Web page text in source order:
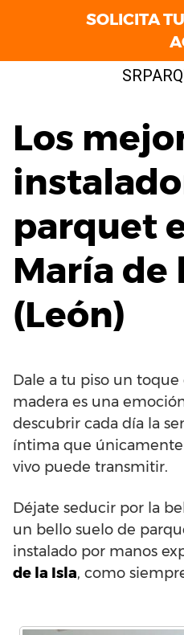
Los
parquet
María de
(León)
Dale a tu piso un
madera es una
descubrir cada día la
íntima que
vivo puede transmitir.
Déjate seducir por la
un bello suelo de
instalado por manos
de la Isla, como
SOLICITA